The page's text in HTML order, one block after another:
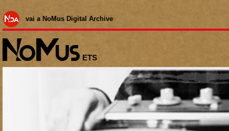
vai a NoMus Digital Archive
ETS